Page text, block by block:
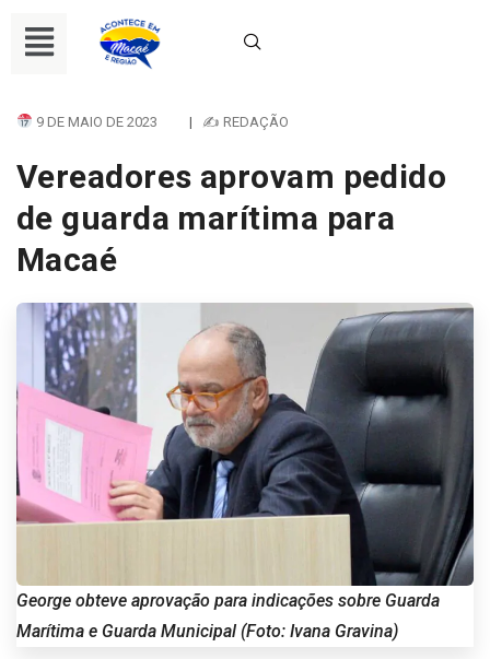
9 DE MAIO DE 2023 | ✍ REDAÇÃO
Vereadores aprovam pedido
de guarda marítima para
Macaé
George obteve aprovação para indicações sobre Guarda
Marítima e Guarda Municipal (Foto: Ivana Gravina)